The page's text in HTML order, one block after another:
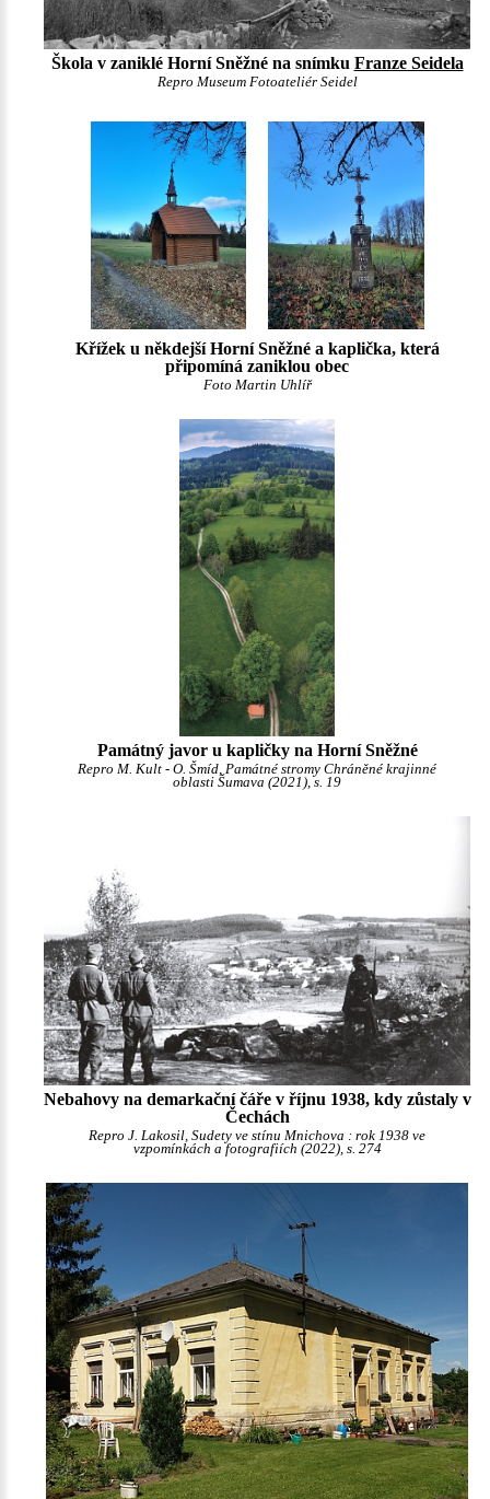
Škola v zaniklé Horní Sněžné na snímku Franze Seidela
Repro Museum Fotoateliér Seidel
Křížek u někdejší Horní Sněžné a kaplička, která
připomíná zaniklou obec
Foto Martin Uhlíř
Památný javor u kapličky na Horní Sněžné
Repro M. Kult - O. Šmíd, Památné stromy Chráněné krajinné
oblasti Šumava (2021), s. 19
Nebahovy na demarkační čáře v říjnu 1938, kdy zůstaly v
Čechách
Repro J. Lakosil, Sudety ve stínu Mnichova : rok 1938 ve
vzpomínkách a fotografiích (2022), s. 274